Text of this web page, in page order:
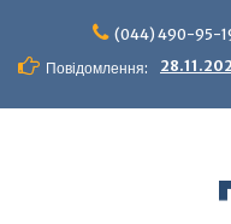
вмісту
(044) 490-95-
Повідомлення: